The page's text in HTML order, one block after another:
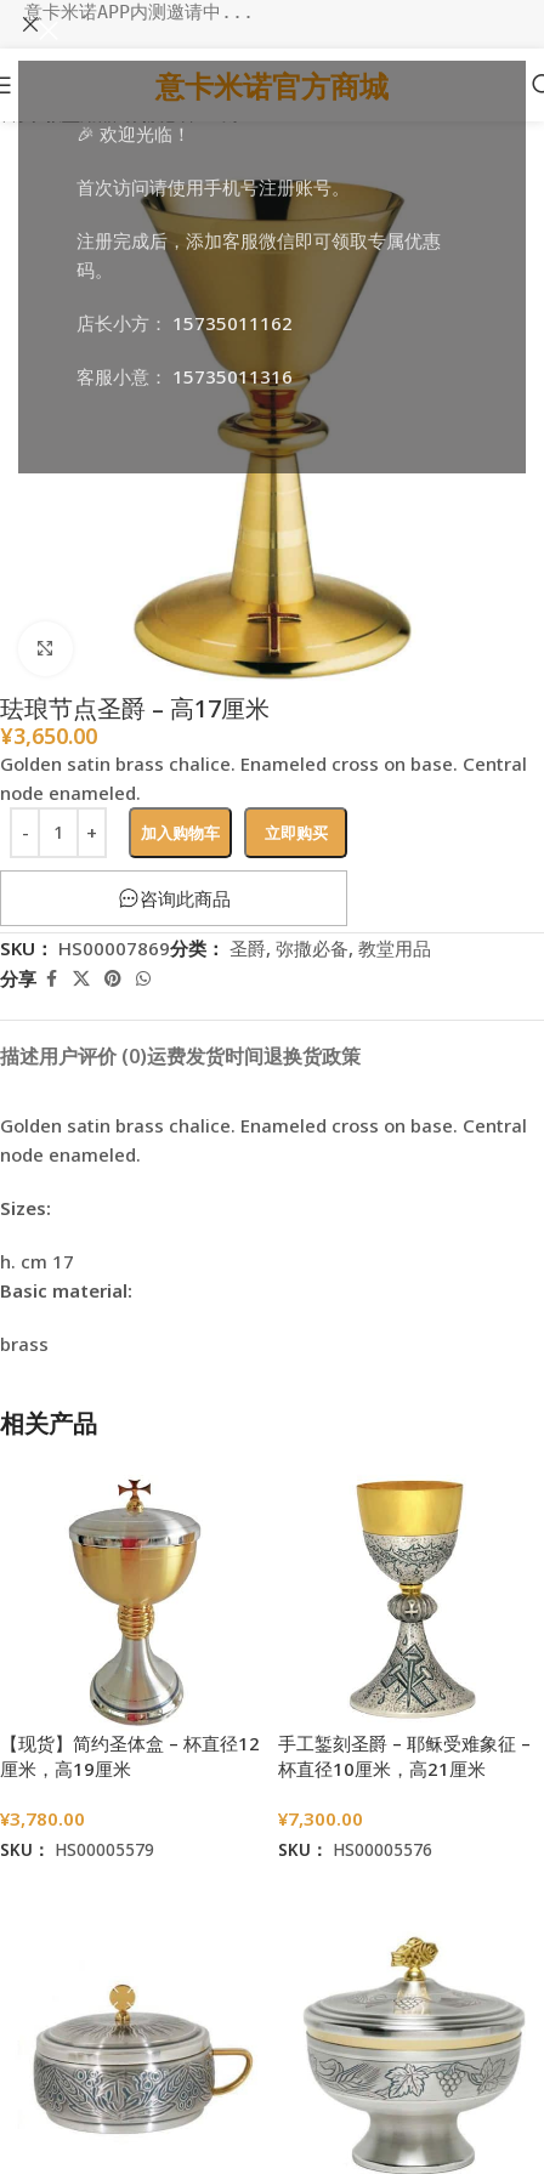
🎉 欢迎光临！
首次访问请使用手机号注册账号。
注册完成后，添加客服微信即可领取专属优惠
码。
店长小方： 15735011162
客服小意： 15735011316
意卡米诺APP内测邀请中...
意卡米诺官方商城
点击放大
珐琅节点圣爵 – 高17厘米
¥3,650.00
Golden satin brass chalice. Enameled cross on base. Central
node enameled.
加入购物车 立即购买
咨询此商品
SKU： HS00007869分类： 圣爵, 弥撒必备, 教堂用品
分享
描述用户评价 (0)运费发货时间退换货政策
Golden satin brass chalice. Enameled cross on base. Central
node enameled.
Sizes:
h. cm 17
Basic material:
brass
相关产品
【现货】简约圣体盒 – 杯直径12
厘米，高19厘米
¥3,780.00
SKU： HS00005579
手工錾刻圣爵 – 耶稣受难象征 –
杯直径10厘米，高21厘米
¥7,300.00
SKU： HS00005576